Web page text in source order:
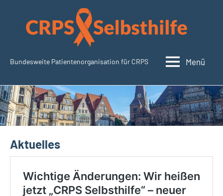
springen
SudeckSelbsthilfe.org
Bundesweite Patientenorganisation für CRPS Menü
Aktuelles